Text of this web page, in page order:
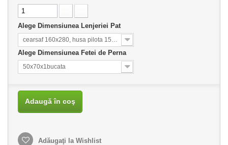
Alege Dimensiunea Lenjeriei Pat
cearsaf 160x280, husa pilota 150x215
Alege Dimensiunea Fetei de Perna
50x70x1bucata
Adaugă în coş
Adăugaţi la Wishlist